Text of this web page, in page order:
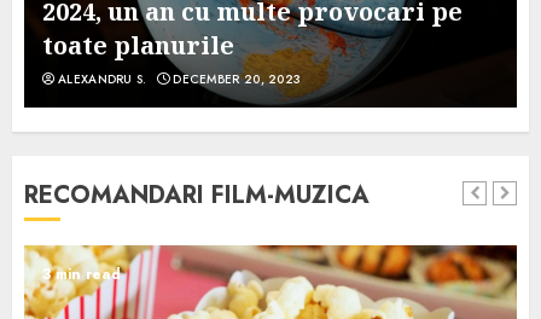
2024, un an cu multe provocari pe
toate planurile
ALEXANDRU S. DECEMBER 20, 2023
RECOMANDARI FILM-MUZICA
3 min read